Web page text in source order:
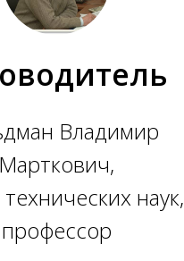
Владимир
Марткович,
наук,
профессор